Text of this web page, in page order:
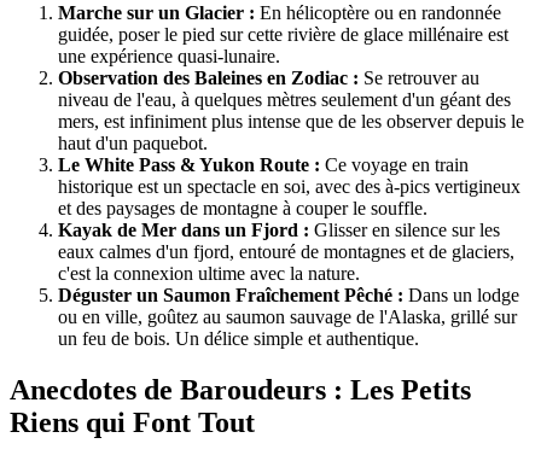
Marche sur un Glacier : En hélicoptère ou en randonnée
guidée, poser le pied sur cette rivière de glace millénaire est
une expérience quasi-lunaire.
Observation des Baleines en Zodiac : Se retrouver au
niveau de l'eau, à quelques mètres seulement d'un géant des
mers, est infiniment plus intense que de les observer depuis le
haut d'un paquebot.
Le White Pass & Yukon Route : Ce voyage en train
historique est un spectacle en soi, avec des à-pics vertigineux
et des paysages de montagne à couper le souffle.
Kayak de Mer dans un Fjord : Glisser en silence sur les
eaux calmes d'un fjord, entouré de montagnes et de glaciers,
c'est la connexion ultime avec la nature.
Déguster un Saumon Fraîchement Pêché : Dans un lodge
ou en ville, goûtez au saumon sauvage de l'Alaska, grillé sur
un feu de bois. Un délice simple et authentique.
Anecdotes de Baroudeurs : Les Petits
Riens qui Font Tout